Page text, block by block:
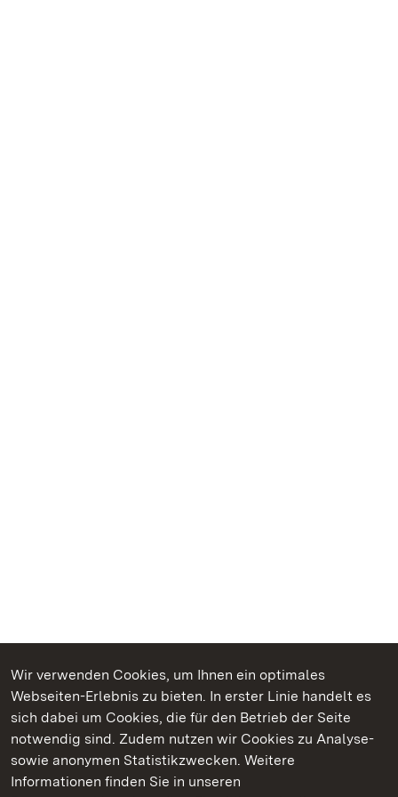
Wir verwenden Cookies, um Ihnen ein optimales
Webseiten-Erlebnis zu bieten. In erster Linie handelt es
sich dabei um Cookies, die für den Betrieb der Seite
notwendig sind. Zudem nutzen wir Cookies zu Analyse-
sowie anonymen Statistikzwecken. Weitere
Informationen finden Sie in unseren
Kommen. Staunen. Genießen.